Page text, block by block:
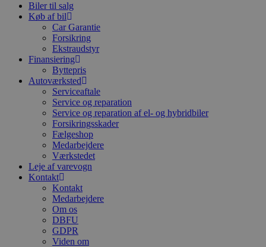
Biler til salg
Køb af bil
Car Garantie
Forsikring
Ekstraudstyr
Finansiering
Byttepris
Autoværksted
Serviceaftale
Service og reparation
Service og reparation af el- og hybridbiler
Forsikringsskader
Fælgeshop
Medarbejdere
Værkstedet
Leje af varevogn
Kontakt
Kontakt
Medarbejdere
Om os
DBFU
GDPR
Viden om